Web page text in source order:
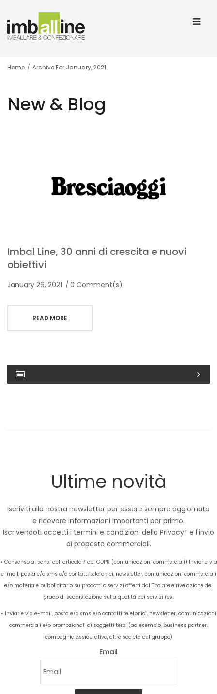
Home / Archive For January, 2021
New & Blog
Imbal Line, 30 anni di crescita e nuovi
obiettivi
January 26, 2021 0 Comment(s)
READ MORE
Ultime novità
Iscriviti alla nostra newsletter per essere sempre aggiornato
e ricevere informazioni importanti per primo.
Iscrivendoti accetti i termini e condizioni della Privacy* e l'invio
di proposte commerciali.
• Consenso ai sensi dell’articolo 7 del GDPR (comunicazioni commerciali) Inviarle via
e-mail, posta e/o sms e/o contatti telefonici, newsletter, comunicazioni commerciali
e/o materiale pubblicitario su prodotti o servizi offerti dal Titolare e rivelazione del
grado di soddisfazione sulla qualità dei servizi resi
• Inviarle via e-mail, posta e/o sms e/o contatti telefonici, newsletter, comunicazioni
commerciali e/o promozionali di soggetti terzi (ad esempio, business partner,
compagnie assicurative, altre società del gruppo)
Email